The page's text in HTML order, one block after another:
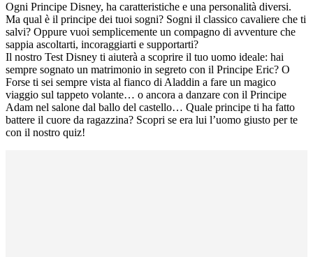
Ogni Principe Disney, ha caratteristiche e una personalità diversi.
Ma qual è il principe dei tuoi sogni? Sogni il classico cavaliere che ti
salvi? Oppure vuoi semplicemente un compagno di avventure che
sappia ascoltarti, incoraggiarti e supportarti?
Il nostro Test Disney ti aiuterà a scoprire il tuo uomo ideale: hai
sempre sognato un matrimonio in segreto con il Principe Eric? O
Forse ti sei sempre vista al fianco di Aladdin a fare un magico
viaggio sul tappeto volante… o ancora a danzare con il Principe
Adam nel salone dal ballo del castello… Quale principe ti ha fatto
battere il cuore da ragazzina? Scopri se era lui l’uomo giusto per te
con il nostro quiz!